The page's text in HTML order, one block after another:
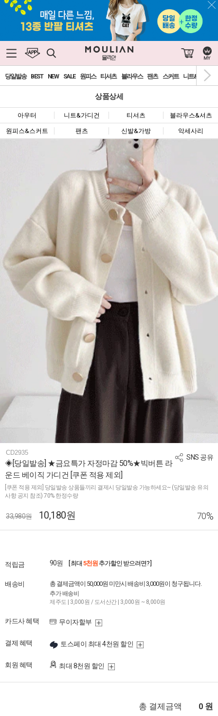
0
당일발송 BEST NEW SALE 원피스 티셔츠 블라우스 팬츠 스커트 니트&가디건
상품상세
아우터 니트&가디건 티셔츠 블라우스&셔츠
원피스&스커트 팬츠 신발&가방 악세사리
SNS 공유
CD2935
◈[당일발송] ★금요특가 자정마감 50%★빅버튼 라
운드 베이직 가디건 [쿠폰 적용 제외]
[쿠폰 적용 제외] 당일발송 상품들끼리 결제시 당일발송 가능하세요~ (당일발송 유의
사항 공지 참조) 70% 한정수량
33,980원 10,180원 70%
적립금 90원 [ 최대 5천원 추가할인 받으려면? ]
배송비 총 결제금액이 50,000원 미만시 배송비 3,000원이 청구됩니다.
추가 배송비
제주도 | 3,000원 / 도서산간 | 3,000원 ~ 8,000원
카드사 혜택 무이자할부
결제 혜택 토스페이 최대 4천원 할인
회원 혜택 최대 8천원 할인
총 결제금액 0 원